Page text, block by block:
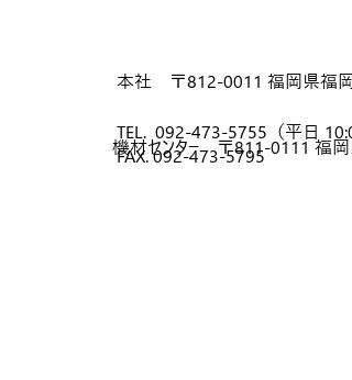
本社 〒812-0011 福岡県福岡
TEL. 092-473-5755（平日
FAX.092-473-5795
機材センター 〒811-0111 福